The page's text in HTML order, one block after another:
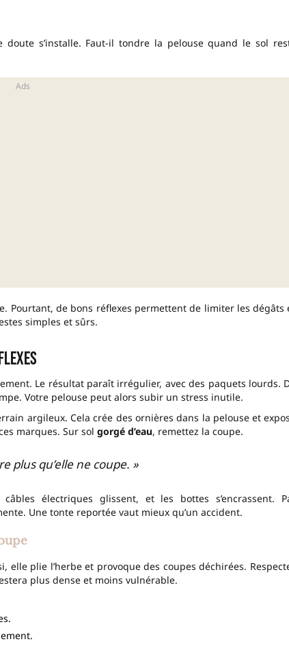
doute s’installe. Faut-il tondre la pelouse quand le sol
Pourtant, de bons réflexes permettent de limiter les dégâts
simples et sûrs.
Le résultat paraît irrégulier, avec des paquets lourds.
Votre pelouse peut alors subir un stress inutile.
argileux. Cela crée des ornières dans la pelouse et
marques. Sur sol gorgé d’eau, remettez la coupe.
plus qu’elle ne coupe. »
câbles électriques glissent, et les bottes s’encrassent.
Une tonte reportée vaut mieux qu’un accident.
elle plie l’herbe et provoque des coupes déchirées.
plus dense et moins vulnérable.